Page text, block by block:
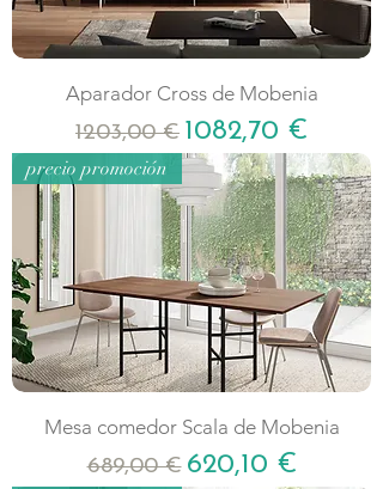
Aparador Cross de Mobenia
Precio
1203,00 € Precio de oferta
1082,70 €
precio promoción
Mesa comedor Scala de Mobenia
Precio
689,00 € Precio de oferta
620,10 €